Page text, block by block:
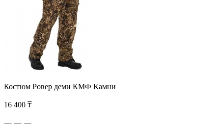
Костюм Ровер деми КМФ Камни
16 400 ₸